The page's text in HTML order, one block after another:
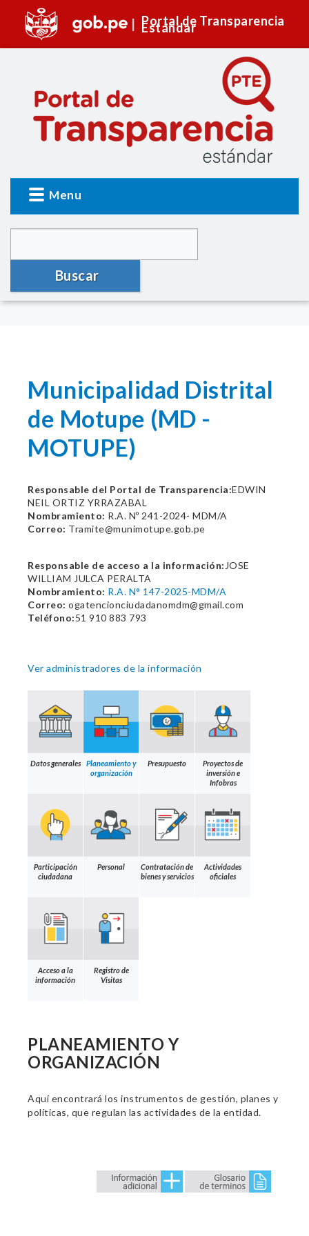
Portal de Transparencia
Estándar
Menu
Buscar
Municipalidad Distrital
de Motupe (MD -
MOTUPE)
Responsable del Portal de Transparencia:EDWIN
NEIL ORTIZ YRRAZABAL
Nombramiento: R.A. Nº 241-2024- MDM/A
Correo: Tramite@munimotupe.gob.pe
Responsable de acceso a la información: JOSE
WILLIAM JULCA PERALTA
Nombramiento: R.A. N° 147-2025-MDM/A
Correo: ogatencionciudadanomdm@gmail.com
Teléfono:51 910 883 793
Ver administradores de la información
Datos generales
Planeamiento y
organización
Presupuesto
Proyectos de
inversión e
Infobras
Participación
ciudadana
Personal
Contratación de
bienes y servicios
Actividades
oficiales
Acceso a la
información
Registro de
Visitas
PLANEAMIENTO Y
ORGANIZACIÓN
Aquí encontrará los instrumentos de gestión, planes y
políticas, que regulan las actividades de la entidad.